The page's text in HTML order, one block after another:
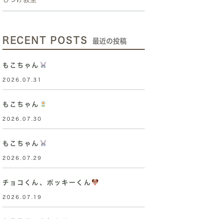
RECENT POSTS 最近の投稿
もこちゃん
2026.07.31
もこちゃん
2026.07.30
もこちゃん
2026.07.29
チョコくん、ポッキーくん
2026.07.19